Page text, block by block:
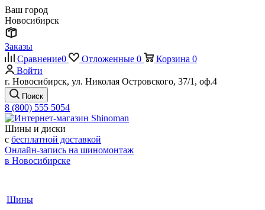
Ваш город
Новосибирск
Заказы
Сравнение0 Отложенные 0 Корзина 0
Войти
г. Новосибирск, ул. Николая Островского, 37/1, оф.4
Поиск
8 (800) 555 5054
Шины и диски
с бесплатной доставкой
Онлайн-запись на шиномонтаж
в Новосибирске
Шины